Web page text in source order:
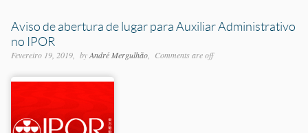
Aviso de abertura de lugar para Auxiliar Administrativo
no IPOR
Fevereiro 19, 2019 byAndré Mergulhão Comments are off